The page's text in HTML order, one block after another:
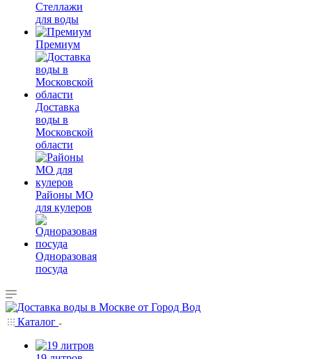
Стеллажи
для воды
Премиум
Доставка
воды в
Московской
области
Районы МО
для кулеров
Одноразовая
посуда
Каталог